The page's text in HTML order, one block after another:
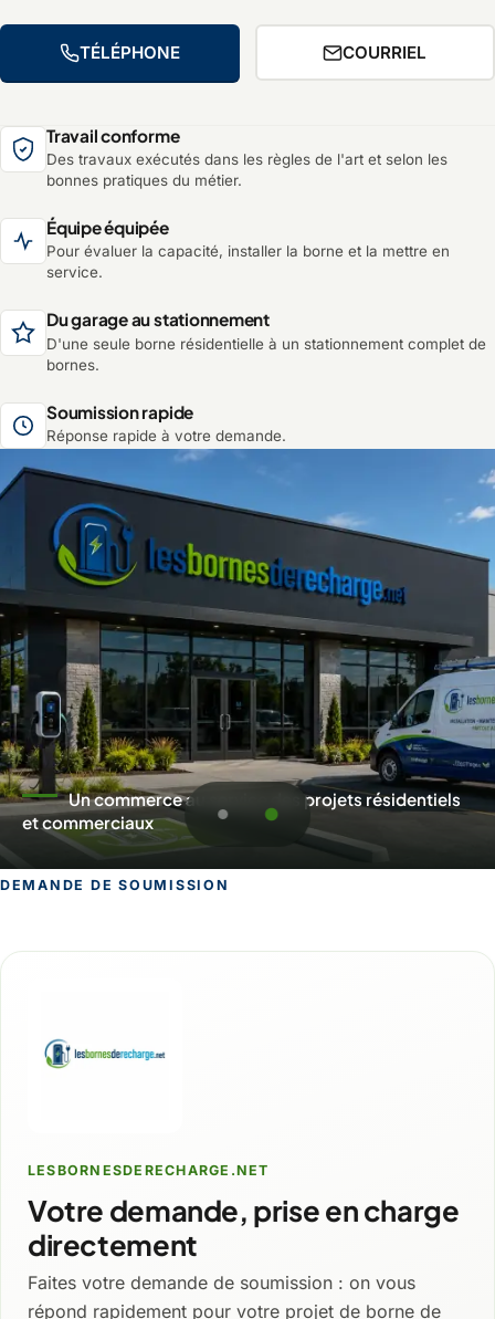
TÉLÉPHONE COURRIEL
Travail conforme
Des travaux exécutés dans les règles de l'art et selon les
bonnes pratiques du métier.
Équipe équipée
Pour évaluer la capacité, installer la borne et la mettre en
service.
Du garage au stationnement
D'une seule borne résidentielle à un stationnement complet de
bornes.
Soumission rapide
Réponse rapide à votre demande.
Un commerce au service des projets résidentiels
et commerciaux
DEMANDE DE SOUMISSION
LESBORNESDERECHARGE.NET
Votre demande, prise en charge
directement
Faites votre demande de soumission : on vous
répond rapidement pour votre projet de borne de